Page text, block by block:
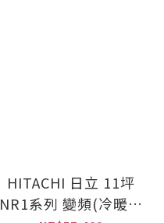
HITACHI 日立 11坪
NR1系列 變頻(冷暖雙